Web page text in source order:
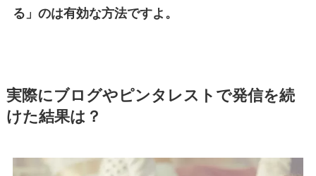
る」のは有効な方法ですよ。
実際にブログやピンタレストで発信を続
けた結果は？